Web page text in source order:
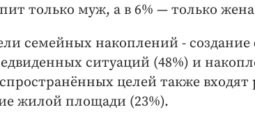
только муж, а в 6% — только
семейных накоплений -
ситуаций (48%) и
целей также
жилой площади (23%).